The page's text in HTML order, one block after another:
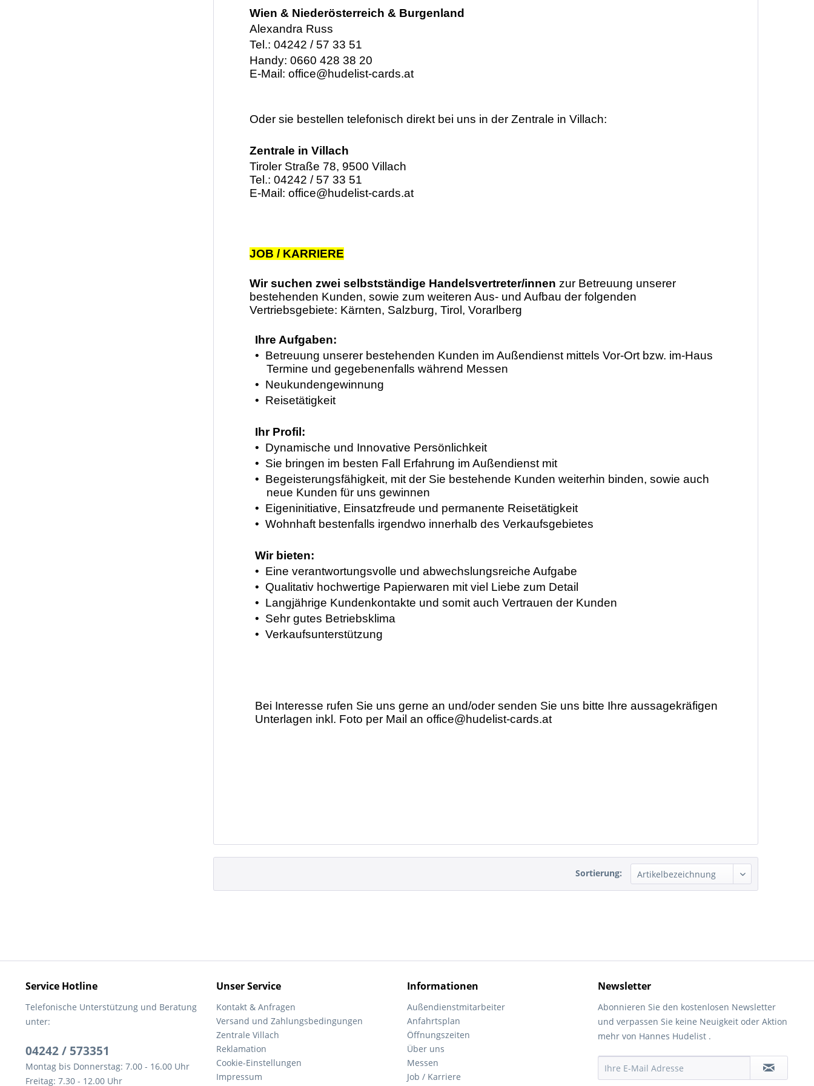
Wien & Niederösterreich & Burgenland
Alexandra Russ
Tel.: 04242 / 57 33 51
Handy: 0660 428 38 20
E-Mail: office@hudelist-cards.at
Oder sie bestellen telefonisch direkt bei uns in der Zentrale in Villach:
Zentrale in Villach
Tiroler Straße 78, 9500 Villach
Tel.: 04242 / 57 33 51
E-Mail: office@hudelist-cards.at
JOB / KARRIERE
Wir suchen zwei selbstständige Handelsvertreter/innen zur Betreuung unserer
bestehenden Kunden, sowie zum weiteren Aus- und Aufbau der folgenden
Vertriebsgebiete: Kärnten, Salzburg, Tirol, Vorarlberg
Ihre Aufgaben:
• Betreuung unserer bestehenden Kunden im Außendienst mittels Vor-Ort bzw. im-Haus
Termine und gegebenenfalls während Messen
• Neukundengewinnung
• Reisetätigkeit
Ihr Profil:
• Dynamische und Innovative Persönlichkeit
• Sie bringen im besten Fall Erfahrung im Außendienst mit
• Begeisterungsfähigkeit, mit der Sie bestehende Kunden weiterhin binden, sowie auch
neue Kunden für uns gewinnen
• Eigeninitiative, Einsatzfreude und permanente Reisetätigkeit
• Wohnhaft bestenfalls irgendwo innerhalb des Verkaufsgebietes
Wir bieten:
• Eine verantwortungsvolle und abwechslungsreiche Aufgabe
• Qualitativ hochwertige Papierwaren mit viel Liebe zum Detail
• Langjährige Kundenkontakte und somit auch Vertrauen der Kunden
• Sehr gutes Betriebsklima
• Verkaufsunterstützung
Bei Interesse rufen Sie uns gerne an und/oder senden Sie uns bitte Ihre aussagekräfigen
Unterlagen inkl. Foto per Mail an office@hudelist-cards.at
Sortierung:
Service Hotline
Telefonische Unterstützung und Beratung
unter:
04242 / 573351
Montag bis Donnerstag: 7.00 - 16.00 Uhr
Freitag: 7.30 - 12.00 Uhr
Unser Service
Kontakt & Anfragen
Versand und Zahlungsbedingungen
Zentrale Villach
Reklamation
Cookie-Einstellungen
Impressum
Informationen
Außendienstmitarbeiter
Anfahrtsplan
Öffnungszeiten
Über uns
Messen
Job / Karriere
Newsletter
Abonnieren Sie den kostenlosen Newsletter
und verpassen Sie keine Neuigkeit oder Aktion
mehr von Hannes Hudelist .